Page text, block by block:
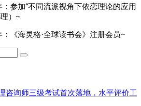
加“不同流派视角下依恋理论的应用
）~
《海灵格·全球读书会》注册会员~